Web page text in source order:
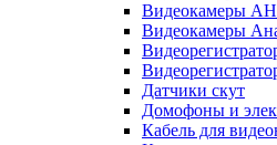
Видеокамеры
Видеокамеры
Датчики скут
Домофоны и
Кабель для